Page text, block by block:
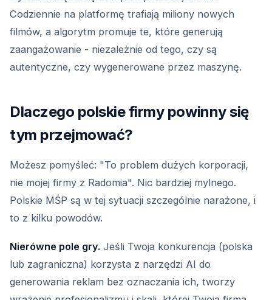
Codziennie na platformę trafiają miliony nowych
filmów, a algorytm promuje te, które generują
zaangażowanie - niezależnie od tego, czy są
autentyczne, czy wygenerowane przez maszynę.
Dlaczego polskie firmy powinny się
tym przejmować?
Możesz pomyśleć: "To problem dużych korporacji,
nie mojej firmy z Radomia". Nic bardziej mylnego.
Polskie MŚP są w tej sytuacji szczególnie narażone, i
to z kilku powodów.
Nierówne pole gry. Jeśli Twoja konkurencja (polska
lub zagraniczna) korzysta z narzędzi AI do
generowania reklam bez oznaczania ich, tworzy